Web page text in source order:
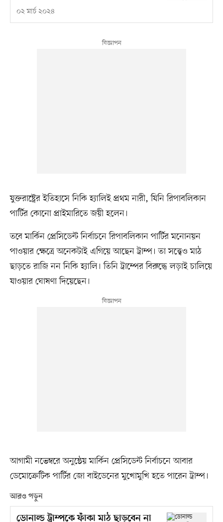
০২ মার্চ ২০২৪
যুক্তরাষ্ট্রের ইতিহাসে নিকি হ্যালিই প্রথম নারী, যিনি রিপাবলিকান
পার্টির কোনো প্রাইমারিতে জয়ী হলেন।
তবে মার্কিন প্রেসিডেন্ট নির্বাচনে রিপাবলিকান পার্টির মনোনয়ন
পাওয়ার ক্ষেত্রে অনেকটাই এগিয়ে আছেন ট্রাম্প। তা সত্ত্বেও মাঠ
ছাড়তে রাজি নন নিকি হ্যালি। তিনি ট্রাম্পের বিরুদ্ধে লড়াই চালিয়ে
যাওয়ার ঘোষণা দিয়েছেন।
আগামী নভেম্বরে অনুষ্ঠেয় মার্কিন প্রেসিডেন্ট নির্বাচনে আবার
ডেমোক্রেটিক পার্টির জো বাইডেনের মুখোমুখি হতে পারেন ট্রাম্প।
আরও পড়ুন
ডোনাল্ড ট্রাম্পকে ফাঁকা মাঠ ছাড়বেন না